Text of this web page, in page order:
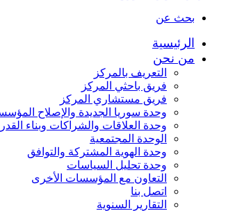
بحث عن
الرئيسية
من نحن
التعريف بالمركز
فريق باحثي المركز
فريق مستشاري المركز
وحدة سوريا الجديدة والإصلاح
وحدة العلاقات والشراكات وبناء
الوحدة المجتمعية
وحدة الهوية المشتركة والتوافق
وحدة تحليل السياسات
التعاون مع المؤسسات الأخرى
اتصل بنا
التقارير السنوية